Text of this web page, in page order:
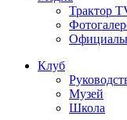
Трактор
Клуб
Музей
Школа